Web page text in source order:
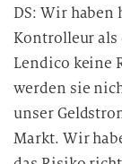
DS: Wir
Kontrolleur als
Lendico keine
werden sie
unser
Markt. Wir